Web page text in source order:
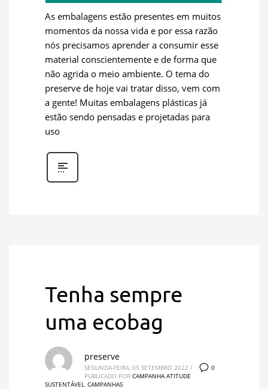
As embalagens estão presentes em muitos
momentos da nossa vida e por essa razão
nós precisamos aprender a consumir esse
material conscientemente e de forma que
não agrida o meio ambiente. O tema do
preserve de hoje vai tratar disso, vem com
a gente! Muitas embalagens plásticas já
estão sendo pensadas e projetadas para
uso
Tenha sempre
uma ecobag
0
preserve
SEGUNDA-FEIRA, 05 SETEMBRO 2022 /
PUBLICADO POR CAMPANHA ATITUDE
SUSTENTÁVEL CAMPANHAS